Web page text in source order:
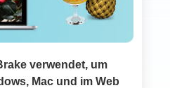
verwendet, um
Mac und im Web